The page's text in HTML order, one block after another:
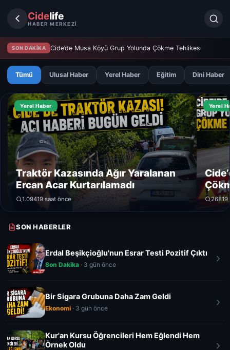
Cidelife
HABER MERKEZİ
SON DAKİKA Cide’de Musa Köyü Grup Yolunda Çökme Tehlikesi
Tümü Ulusal Haber Yerel Haber Eğitim Dini Haber
Yerel Haber
Traktör Kazasında Ağır Yaralanan
Ercan Acar Kurtarılamadı
1.09419 saat önce
Yerel
26819
SON HABERLER
Erdal Beşikçioğlu'nun Esrar Testi Pozitif Çıktı
Son Dakika · 3 gün önce
Bir Sigara Grubuna Daha Zam Geldi
Ekonomi · 3 gün önce
Kur'an Kursu Öğrencileri Hem Eğlendi Hem
Örnek Oldu